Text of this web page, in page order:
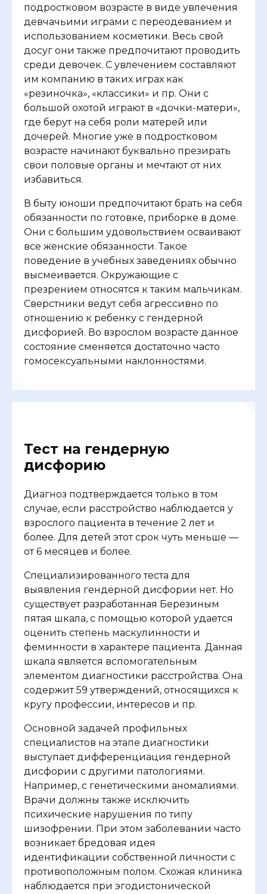
подростковом возрасте в виде увлечения
девчачьими играми с переодеванием и
использованием косметики. Весь свой
досуг они также предпочитают проводить
среди девочек. С увлечением составляют
им компанию в таких играх как
«резиночка», «классики» и пр. Они с
большой охотой играют в «дочки-матери»,
где берут на себя роли матерей или
дочерей. Многие уже в подростковом
возрасте начинают буквально презирать
свои половые органы и мечтают от них
избавиться.
В быту юноши предпочитают брать на себя
обязанности по готовке, приборке в доме.
Они с большим удовольствием осваивают
все женские обязанности. Такое
поведение в учебных заведениях обычно
высмеивается. Окружающие с
презрением относятся к таким мальчикам.
Сверстники ведут себя агрессивно по
отношению к ребенку с гендерной
дисфорией. Во взрослом возрасте данное
состояние сменяется достаточно часто
гомосексуальными наклонностями.
Тест на гендерную
дисфорию
Диагноз подтверждается только в том
случае, если расстройство наблюдается у
взрослого пациента в течение 2 лет и
более. Для детей этот срок чуть меньше —
от 6 месяцев и более.
Специализированного теста для
выявления гендерной дисфории нет. Но
существует разработанная Березиным
пятая шкала, с помощью которой удается
оценить степень маскулинности и
феминности в характере пациента. Данная
шкала является вспомогательным
элементом диагностики расстройства. Она
содержит 59 утверждений, относящихся к
кругу профессии, интересов и пр.
Основной задачей профильных
специалистов на этапе диагностики
выступает дифференциация гендерной
дисфории с другими патологиями.
Например, с генетическими аномалиями.
Врачи должны также исключить
психические нарушения по типу
шизофрении. При этом заболевании часто
возникает бредовая идея
идентификации собственной личности с
противоположным полом. Схожая клиника
наблюдается при эгодистонической